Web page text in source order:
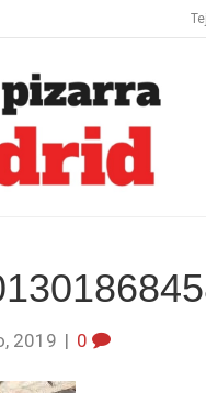
2019 | 0